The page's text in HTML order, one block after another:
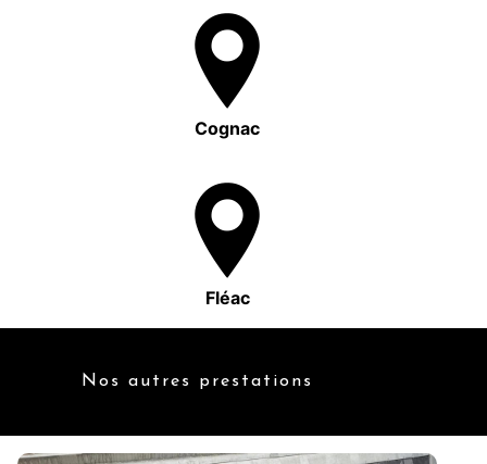
Cognac
Fléac
Nos autres prestations